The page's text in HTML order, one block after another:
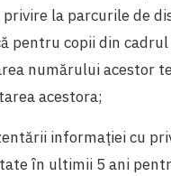
la parcurile de
pentru copii din
numărului acestor
acestora;
informației cu
în ultimii 5 ani